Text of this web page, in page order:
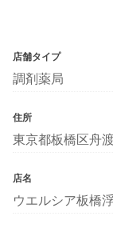
店舗タイプ
調剤薬局
住所
東京都板橋区舟
店名
ウエルシア板橋